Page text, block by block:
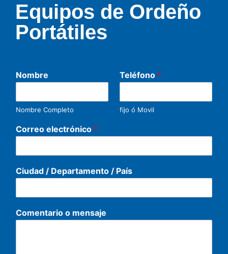
Equipos de Ordeño
Portátiles
Nombre
Nombre Completo
Teléfono *
fijo ó Movil
Correo electrónico *
Ciudad / Departamento / País
Comentario o mensaje